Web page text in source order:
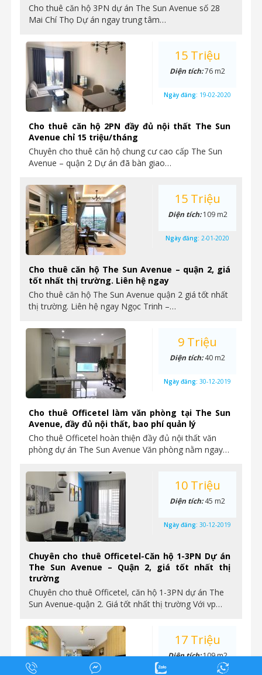
Cho thuê căn hộ 3PN dự án The Sun Avenue số 28
Mai Chí Thọ Dự án ngay trung tâm…
Cho thuê căn hộ 2PN đầy đủ nội thất The Sun
Avenue chỉ 15 triệu/tháng
Chuyên cho thuê căn hộ chung cư cao cấp The Sun
Avenue – quận 2 Dự án đã bàn giao…
15 Triệu
Diện tích:76 m2
Ngày đăng: 19-02-2020
Cho thuê căn hộ The Sun Avenue – quận 2, giá
tốt nhất thị trường. Liên hệ ngay
Cho thuê căn hộ The Sun Avenue quận 2 giá tốt nhất
thị trường. Liên hệ ngay Ngọc Trinh –…
15 Triệu
Diện tích:109 m2
Ngày đăng: 2-01-2020
Cho thuê Officetel làm văn phòng tại The Sun
Avenue, đầy đủ nội thất, bao phí quản lý
Cho thuê Officetel hoàn thiện đầy đủ nội thất văn
phòng dự án The Sun Avenue Văn phòng nằm ngay…
9 Triệu
Diện tích:40 m2
Ngày đăng: 30-12-2019
Chuyên cho thuê Officetel-Căn hộ 1-3PN Dự án
The Sun Avenue – Quận 2, giá tốt nhất thị
trường
Chuyên cho thuê Officetel, căn hộ 1-3PN dự án The
Sun Avenue-quận 2. Giá tốt nhất thị trường Với vp…
10 Triệu
Diện tích:45 m2
Ngày đăng: 30-12-2019
17 Triệu
Diện tích:109 m2